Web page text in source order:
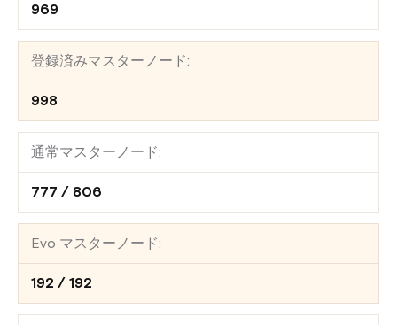
969
登録済みマスターノード:
998
通常マスターノード:
777 / 806
Evo マスターノード:
192 / 192